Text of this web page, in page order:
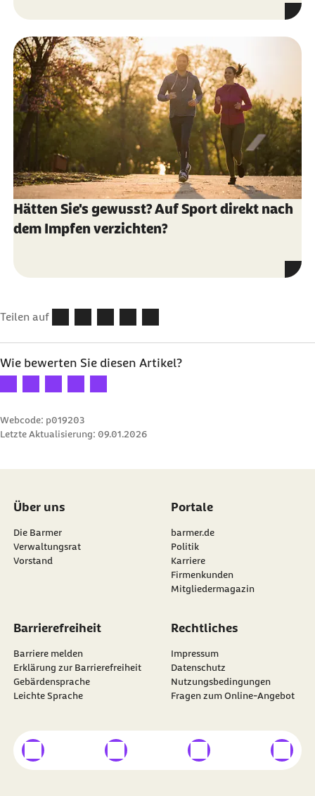
Hätten Sie's gewusst? Auf Sport direkt nach
dem Impfen verzichten?
Teilen auf
Wie bewerten Sie diesen Artikel?
Ihre Bewertung: 1 Stern
Ihre Bewertung: 2 Sterne
Ihre Bewertung: 3 Sterne
Ihre Bewertung: 4 Sterne
Ihre Bewertung: 5 Sterne
Webcode: p019203
Letzte Aktualisierung: 09.01.2026
Über uns
Die Barmer
Verwaltungsrat
Vorstand
Portale
barmer.de
Politik
Karriere
Firmenkunden
Mitgliedermagazin
Barrierefreiheit
Barriere melden
Erklärung zur Barrierefreiheit
Gebärdensprache
Leichte Sprache
Rechtliches
Impressum
Datenschutz
Nutzungsbedingungen
Fragen zum Online-Angebot
Besuchen Sie dieBARMER auf
externer Link externer Link externer Link